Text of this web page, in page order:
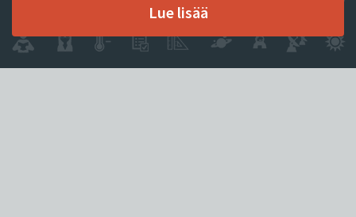
Lue lisää